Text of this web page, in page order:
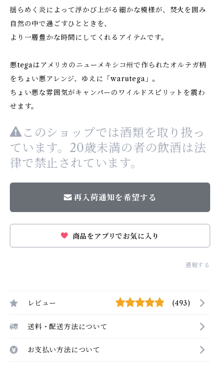
揺らめく炎によって浮かび上がる細かな模様が、焚火を囲み
自然の中で過ごすひとときを、
より一層豊かな時間にしてくれるアイテムです。
悪tegaはアメリカのニューメキシコ州で作られたオルテガ柄
をちょい悪アレンジ、ゆえに「warutega」。
ちょい悪な雰囲気がキャンパーのワイルドスピリットを震わ
せます。
このショップでは酒類を取り扱っ
ています。20歳未満の者の飲酒は法
律で禁止されています。
再入荷通知を希望する
商品をアプリでお気に入り
通報する
レビュー (493)
送料・配送方法について
お支払い方法について